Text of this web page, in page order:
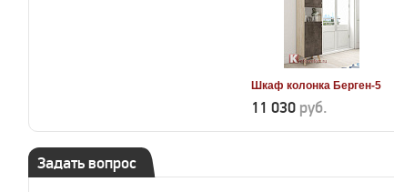
Шкаф колонка Берген-5
11 030 руб.
Задать вопрос